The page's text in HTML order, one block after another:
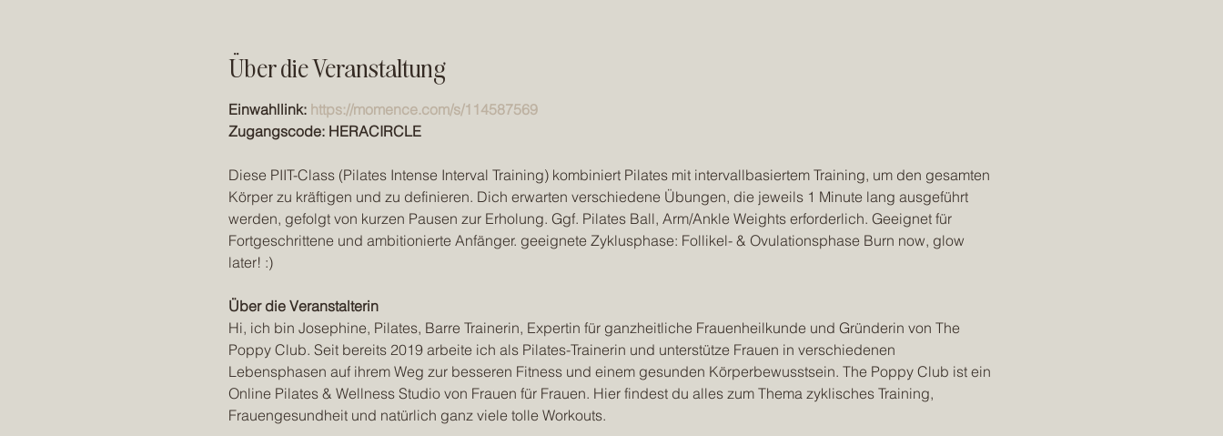
Über die Veranstaltung
Einwahllink: https://momence.com/s/114587569
Zugangscode: HERACIRCLE
Diese PIIT-Class (Pilates Intense Interval Training) kombiniert Pilates mit intervallbasiertem Training, um den gesamten
Körper zu kräftigen und zu definieren. Dich erwarten verschiedene Übungen, die jeweils 1 Minute lang ausgeführt
werden, gefolgt von kurzen Pausen zur Erholung. Ggf. Pilates Ball, Arm/Ankle Weights erforderlich. Geeignet für
Fortgeschrittene und ambitionierte Anfänger. geeignete Zyklusphase: Follikel- & Ovulationsphase Burn now, glow
later! :)
Über die Veranstalterin
Hi, ich bin Josephine, Pilates, Barre Trainerin, Expertin für ganzheitliche Frauenheilkunde und Gründerin von The
Poppy Club. Seit bereits 2019 arbeite ich als Pilates-Trainerin und unterstütze Frauen in verschiedenen
Lebensphasen auf ihrem Weg zur besseren Fitness und einem gesunden Körperbewusstsein. The Poppy Club ist ein
Online Pilates & Wellness Studio von Frauen für Frauen. Hier findest du alles zum Thema zyklisches Training,
Frauengesundheit und natürlich ganz viele tolle Workouts.